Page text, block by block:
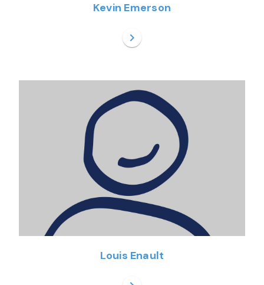
Kevin Emerson
chevron_right
Louis Enault